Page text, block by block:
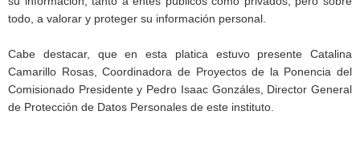
todo, a valorar y proteger su información personal.
Cabe destacar, que en esta platica estuvo presente Catalina
Camarillo Rosas, Coordinadora de Proyectos de la Ponencia del
Comisionado Presidente y Pedro Isaac Gonzáles, Director General
de Protección de Datos Personales de este instituto.